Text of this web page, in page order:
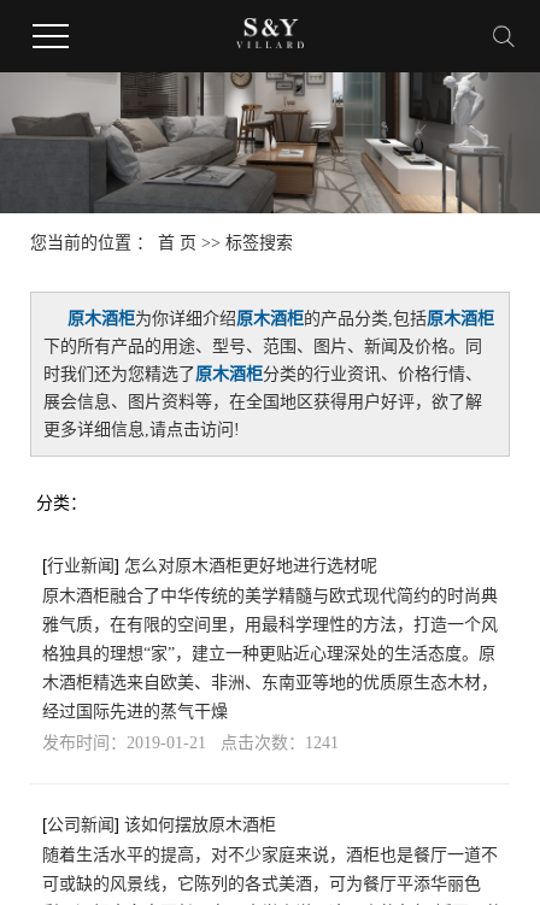
您当前的位置 ： 首 页 >> 标签搜索
原木酒柜为你详细介绍原木酒柜的产品分类,包括原木酒柜
下的所有产品的用途、型号、范围、图片、新闻及价格。同
时我们还为您精选了原木酒柜分类的行业资讯、价格行情、
展会信息、图片资料等，在全国地区获得用户好评，欲了解
更多详细信息,请点击访问!
分类：
[行业新闻] 怎么对原木酒柜更好地进行选材呢
原木酒柜融合了中华传统的美学精髓与欧式现代简约的时尚典
雅气质，在有限的空间里，用最科学理性的方法，打造一个风
格独具的理想“家”，建立一种更贴近心理深处的生活态度。原
木酒柜精选来自欧美、非洲、东南亚等地的优质原生态木材，
经过国际先进的蒸气干燥
发布时间：2019-01-21 点击次数：1241
[公司新闻] 该如何摆放原木酒柜
随着生活水平的提高，对不少家庭来说，酒柜也是餐厅一道不
可或缺的风景线，它陈列的各式美酒，可为餐厅平添华丽色